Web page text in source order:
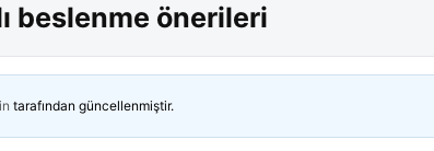
beslenme önerileri
tarafından güncellenmiştir.